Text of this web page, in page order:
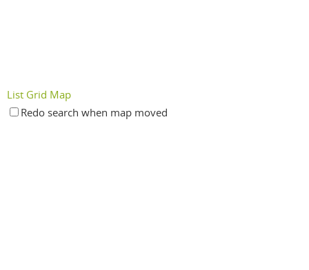
List Grid Map
Redo search when map moved